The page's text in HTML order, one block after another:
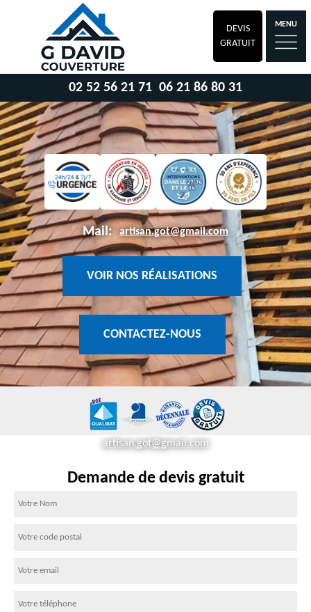
DEVIS
GRATUIT
MENU
02 52 56 21 71 06 21 86 80 31
Mail: artisan.got@gmail.com
VOIR NOS RÉALISATIONS
CONTACTEZ-NOUS
artisan.got@gmail.com
Demande de devis gratuit